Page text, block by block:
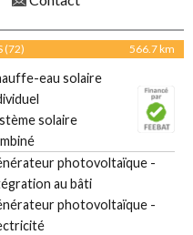
(72) 566.7 km
eau solaire
solaire
photovoltaïque -
au bâti
photovoltaïque -